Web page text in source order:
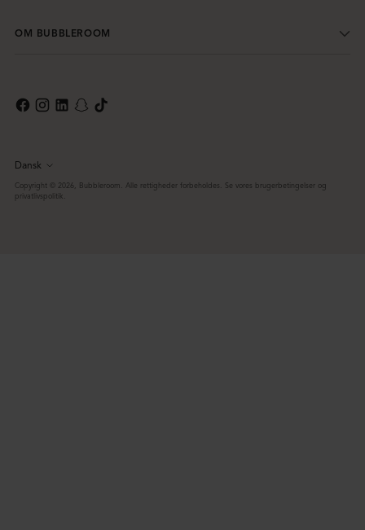
OM BUBBLEROOM
Sprog
Dansk
Copyright © 2026, Bubbleroom. Alle rettigheder forbeholdes. Se vores brugerbetingelser og
privatlivspolitik.